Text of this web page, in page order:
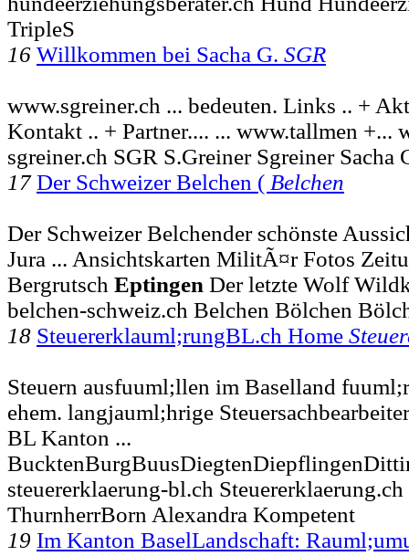
TripleS
16 Willkommen bei Sacha G. SGR
www.sgreiner.ch ... bedeuten. Links .. +
Kontakt .. + Partner.... ... www.tallmen +...
sgreiner.ch SGR S.Greiner Sgreiner Sacha
17 Der Schweizer Belchen ( Belchen
Der Schweizer Belchender schönste
Jura ... Ansichtskarten MilitÃ¤r Fotos
Bergrutsch Eptingen Der letzte Wolf
belchen-schweiz.ch Belchen Bölchen
18 Steuererklauml;rungBL.ch Home
Steuern ausfuuml;llen im Baselland
ehem. langjauml;hrige
BL Kanton ...
steuererklaerung-bl.ch
ThurnherrBorn Alexandra Kompetent
19 Im Kanton BaselLandschaft: